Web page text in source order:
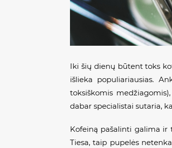
Iki šių dienų būtent toks
išlieka populiariausias.
toksiškomis
dabar specialistai sutaria,
Kofeiną pašalinti galima ir
Tiesa, taip pupelės